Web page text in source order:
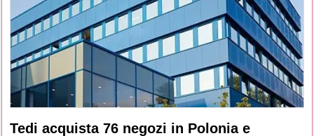
Tedi acquista 76 negozi in Polonia e